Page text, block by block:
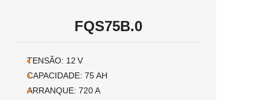
FQS75B.0
TENSÃO: 12 V
CAPACIDADE: 75AH
ARRANQUE: 720A